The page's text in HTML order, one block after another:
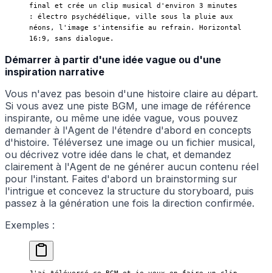
final et crée un clip musical d'environ 3 minutes
: électro psychédélique, ville sous la pluie aux
néons, l'image s'intensifie au refrain. Horizontal
16:9, sans dialogue.
Démarrer à partir d'une idée vague ou d'une
inspiration narrative
Vous n'avez pas besoin d'une histoire claire au départ.
Si vous avez une piste BGM, une image de référence
inspirante, ou même une idée vague, vous pouvez
demander à l'Agent de l'étendre d'abord en concepts
d'histoire. Téléversez une image ou un fichier musical,
ou décrivez votre idée dans le chat, et demandez
clairement à l'Agent de ne générer aucun contenu réel
pour l'instant. Faites d'abord un brainstorming sur
l'intrigue et concevez la structure du storyboard, puis
passez à la génération une fois la direction confirmée.
Exemples :